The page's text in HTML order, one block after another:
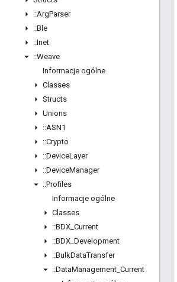
::ArgParser
::Ble
::Inet
::Weave
Informacje ogólne
Classes
Structs
Unions
::ASN1
::Crypto
::DeviceLayer
::DeviceManager
::Profiles
Informacje ogólne
Classes
::BDX Current
::BDX Development
::BulkDataTransfer
::DataManagement Current